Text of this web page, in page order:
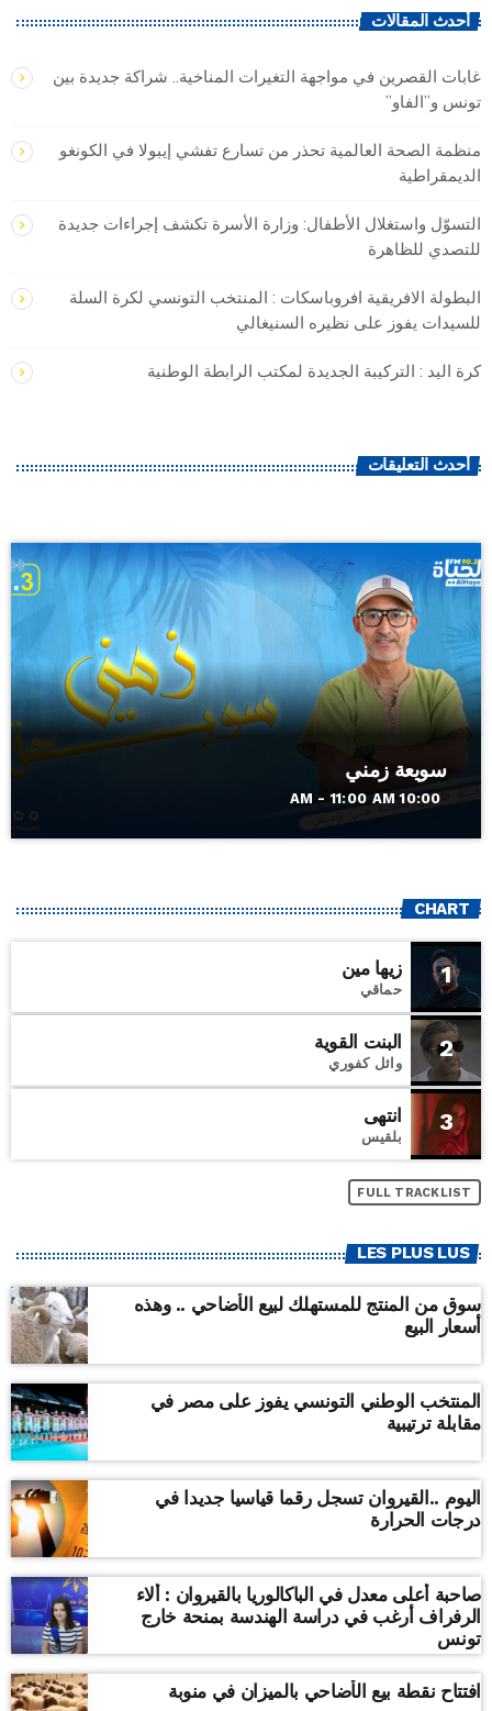
أحدث المقالات
غابات القصرين في مواجهة التغيرات المناخية.. شراكة جديدة بين
تونس و”الفاو”
منظمة الصحة العالمية تحذر من تسارع تفشي إيبولا في الكونغو
الديمقراطية
التسوّل واستغلال الأطفال: وزارة الأسرة تكشف إجراءات جديدة
للتصدي للظاهرة
البطولة الافريقية افروباسكات : المنتخب التونسي لكرة السلة
للسيدات يفوز على نظيره السنيغالي
كرة اليد : التركيبة الجديدة لمكتب الرابطة الوطنية
أحدث التعليقات
سويعة زمني
10:00 AM - 11:00 AM
CHART
1 زيها مين
حماقي
2 البنت القوية
وائل كفوري
3 انتهى
بلقيس
FULL TRACKLIST
LES PLUS LUS
سوق من المنتج للمستهلك لبيع الأضاحي .. وهذه
أسعار البيع
المنتخب الوطني التونسي يفوز على مصر في
مقابلة ترتيبية
اليوم ..القيروان تسجل رقما قياسيا جديدا في
درجات الحرارة
صاحبة أعلى معدل في الباكالوريا بالقيروان : ألاء
الرفراف أرغب في دراسة الهندسة بمنحة خارج
تونس
افتتاح نقطة بيع الأضاحي بالميزان في منوبة